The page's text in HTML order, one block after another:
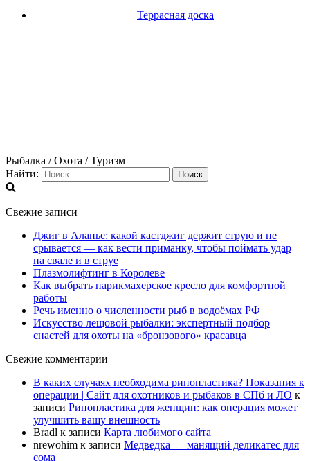
Террасная доска
Рыбалка / Охота / Туризм
Найти:
Свежие записи
Джиг в Аланье: какой кастджиг держит струю и не
срывается — как вести приманку, чтобы поймать удар
на свале и в струе
Плазмолифтинг в Королеве
Как выбрать парикмахерское кресло для комфортной
работы
Речь именно о численности рыб в водоёмах РФ
Искусство лещовой рыбалки: экспертный подбор
снастей для охоты на «бронзового» красавца
Свежие комментарии
В каких случаях необходима ринопластика? Показания к
операции | Сайт для охотников и рыбаков в СПб и ЛО к
записи Ринопластика для женщин: как операция может
улучшить вашу внешность
Bradl к записи Карта любимого сайта
nrewohim к записи Медведка — манящий деликатес для
сома